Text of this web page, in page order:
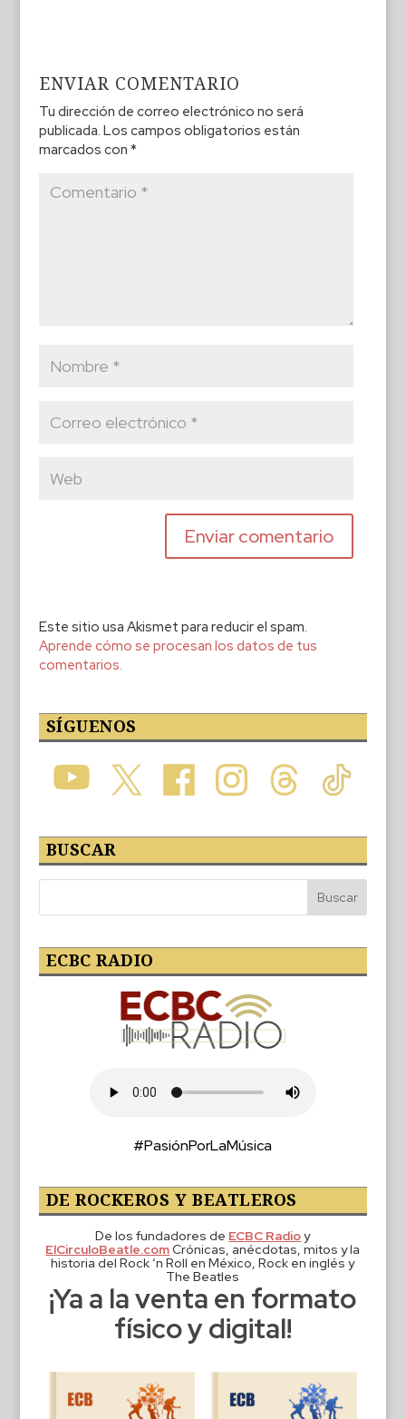
ENVIAR COMENTARIO
Tu dirección de correo electrónico no será
publicada. Los campos obligatorios están
marcados con *
Este sitio usa Akismet para reducir el spam.
Aprende cómo se procesan los datos de tus
comentarios.
SÍGUENOS
BUSCAR
ECBC RADIO
#PasiónPorLaMúsica
DE ROCKEROS Y BEATLEROS
De los fundadores de ECBC Radioy
ElCirculoBeatle.comCrónicas, anécdotas, mitos y la
historia del Rock ‘n Roll en México, Rock en inglés y
The Beatles
¡Ya a la venta en formato
físico y digital!